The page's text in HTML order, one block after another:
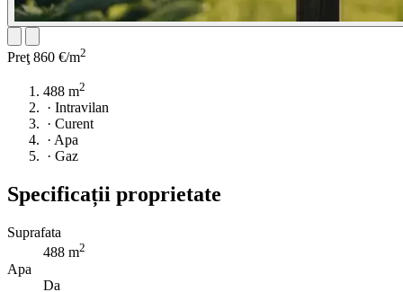
Preţ 860 €/m2
488 m2
· Intravilan
· Curent
· Apa
· Gaz
Specificații proprietate
Suprafata
488 m2
Apa
Da